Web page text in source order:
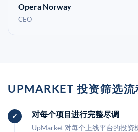
Opera Norway
CEO
UPMARKET 投资筛选流
对每个项目进行完整尽调
UpMarket 对每个上线平台的投资